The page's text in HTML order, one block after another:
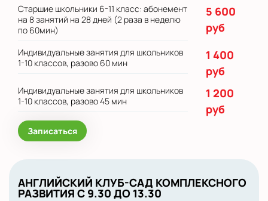
Старшие школьники 6-11 класс: абонемент
на 8 занятий на 28 дней (2 раза в неделю
по 60мин)
5 600
руб
Индивидуальные занятия для школьников
1-10 классов, разово 60 мин
1 400
руб
Индивидуальные занятия для школьников
1-10 классов, разово 45 мин
1 200
руб
Записаться
АНГЛИЙСКИЙ КЛУБ-САД КОМПЛЕКСНОГО
РАЗВИТИЯ С 9.30 ДО 13.30